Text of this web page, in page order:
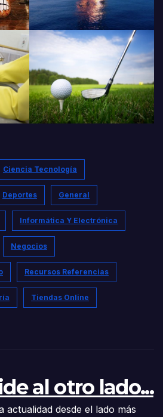
Ciencia Tecnología
Deportes General
Informática Y Electrónica
Negocios
Recursos Referencias
Tiendas Online
al otro lado...
actualidad desde el lado más